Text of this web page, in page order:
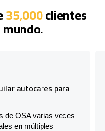
35,000clientes
autocares para
de OSA varias veces
en múltiples